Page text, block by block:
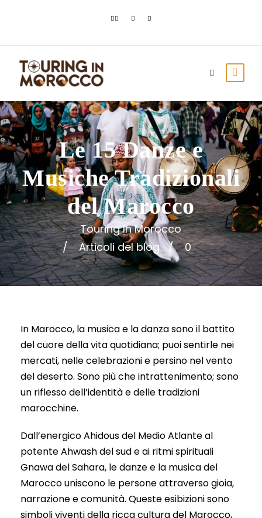
Touring In Morocco
Articoli del blog
0
Le 15 Danze e
Musiche Tradizionali
del Marocco
In Marocco, la musica e la danza sono il battito
del cuore della vita quotidiana; puoi sentirle nei
mercati, nelle celebrazioni e persino nel vento
del deserto. Sono più che intrattenimento; sono
un riflesso dell’identità e delle tradizioni
marocchine.
Dall’energico Ahidous del Medio Atlante al
potente Ahwash del sud e ai ritmi spirituali
Gnawa del Sahara, le danze e la musica del
Marocco uniscono le persone attraverso gioia,
narrazione e comunità. Queste esibizioni sono
simboli viventi della ricca cultura del Marocco,